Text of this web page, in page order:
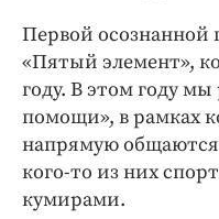
Первой
«Пятый элемент»,
году. В этом году
помощи», в рамках
напрямую
кого-то из них
кумирами.